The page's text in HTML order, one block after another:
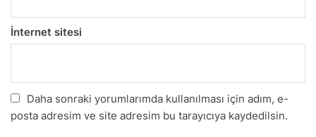
İnternet sitesi
Daha sonraki yorumlarımda kullanılması için adım, e-
posta adresim ve site adresim bu tarayıcıya kaydedilsin.